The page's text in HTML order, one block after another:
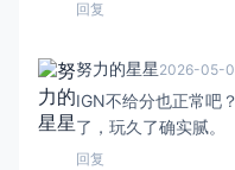
回复
努力的星星2026-05-
IGN不给分也正常吧
了，玩久了确实腻。
回复